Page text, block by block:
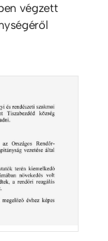
végzett